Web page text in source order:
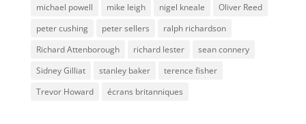
michael powell
mike leigh nigel kneale
Oliver Reed
peter cushing
peter sellers
ralph richardson
Richard Attenborough
richard lester
sean connery
Sidney Gilliat
stanley baker
terence fisher
Trevor Howard
écrans britanniques